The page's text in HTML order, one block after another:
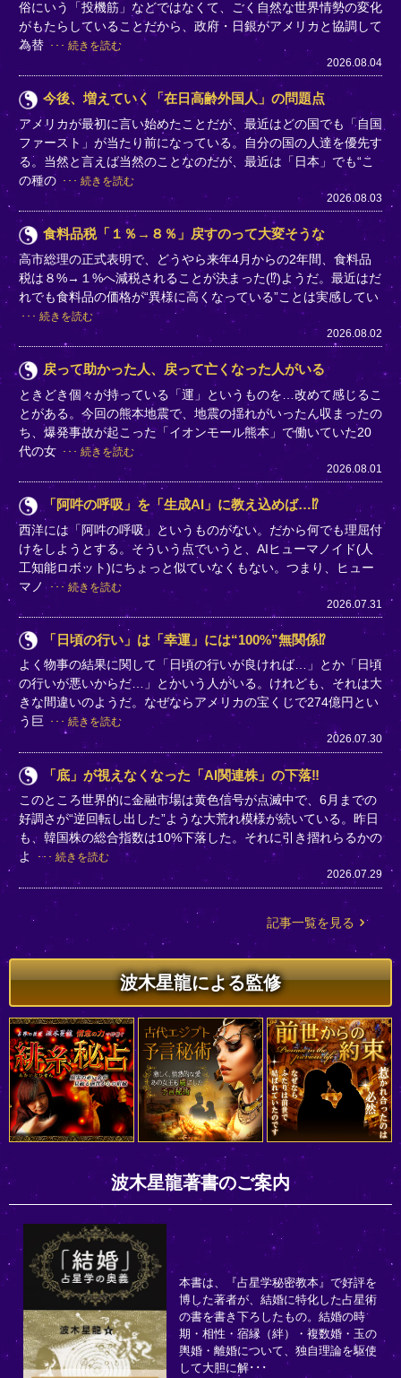
俗にいう「投機筋」などではなくて、ごく自然な世界情勢の変化
がもたらしていることだから、政府・日銀がアメリカと協調して
為替
続きを読む
2026.08.04
今後、増えていく「在日高齢外国人」の問題点
アメリカが最初に言い始めたことだが、最近はどの国でも「自国
ファースト」が当たり前になっている。自分の国の人達を優先す
る。当然と言えば当然のことなのだが、最近は「日本」でも“こ
の種の
続きを読む
2026.08.03
食料品税「１％→８％」戻すのって大変そうな
高市総理の正式表明で、どうやら来年4月からの2年間、食料品
税は８%→１%へ減税されることが決まった(⁉)ようだ。最近はだ
れでも食料品の価格が“異様に高くなっている”ことは実感してい
続きを読む
2026.08.02
戻って助かった人、戻って亡くなった人がいる
ときどき個々が持っている「運」というものを…改めて感じるこ
とがある。今回の熊本地震で、地震の揺れがいったん収まったの
ち、爆発事故が起こった「イオンモール熊本」で働いていた20
代の女
続きを読む
2026.08.01
「阿吽の呼吸」を「生成AI」に教え込めば…⁉
西洋には「阿吽の呼吸」というものがない。だから何でも理屈付
けをしようとする。そういう点でいうと、AIヒューマノイド(人
工知能ロボット)にちょっと似ていなくもない。つまり、ヒュー
マノ
続きを読む
2026.07.31
「日頃の行い」は「幸運」には“100%”無関係⁉
よく物事の結果に関して「日頃の行いが良ければ…」とか「日頃
の行いが悪いからだ…」とかいう人がいる。けれども、それは大
きな間違いのようだ。なぜならアメリカの宝くじで274億円とい
う巨
続きを読む
2026.07.30
「底」が視えなくなった「AI関連株」の下落‼
このところ世界的に金融市場は黄色信号が点滅中で、6月までの
好調さが“逆回転し出した”ような大荒れ模様が続いている。昨日
も、韓国株の総合指数は10%下落した。それに引き摺れらるかの
よ
続きを読む
2026.07.29
記事一覧を見る
波木星龍による監修
波木星龍著書のご案内
本書は、『占星学秘密教本』で好評を
博した著者が、結婚に特化した占星術
の書を書き下ろしたもの。結婚の時
期・相性・宿縁（絆）・複数婚・玉の
輿婚・離婚について、独自理論を駆使
して大胆に解･･･